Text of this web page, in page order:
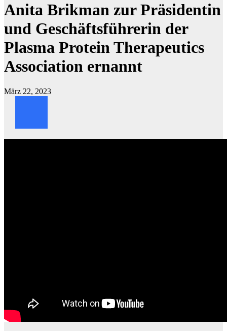
Anita Brikman zur Präsidentin
und Geschäftsführerin der
Plasma Protein Therapeutics
Association ernannt
März 22, 2023